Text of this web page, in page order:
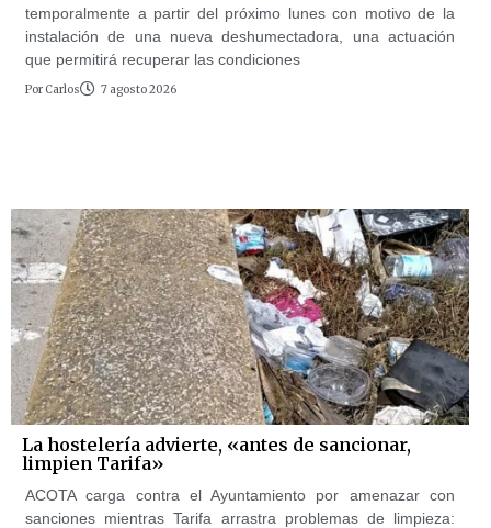
temporalmente a partir del próximo lunes con motivo de la
instalación de una nueva deshumectadora, una actuación
que permitirá recuperar las condiciones
Por Carlos 7 agosto 2026
La hostelería advierte, «antes de sancionar,
limpien Tarifa»
ACOTA carga contra el Ayuntamiento por amenazar con
sanciones mientras Tarifa arrastra problemas de limpieza: